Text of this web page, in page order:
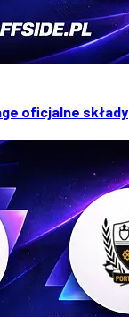
oficjalne składy